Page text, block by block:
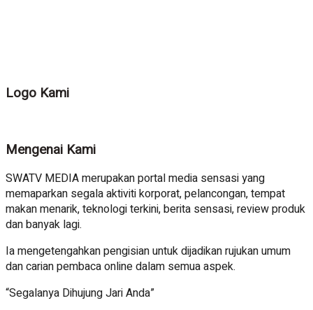
Logo Kami
Mengenai Kami
SWATV MEDIA merupakan portal media sensasi yang
memaparkan segala aktiviti korporat, pelancongan, tempat
makan menarik, teknologi terkini, berita sensasi, review produk
dan banyak lagi.
Ia mengetengahkan pengisian untuk dijadikan rujukan umum
dan carian pembaca online dalam semua aspek.
“Segalanya Dihujung Jari Anda”